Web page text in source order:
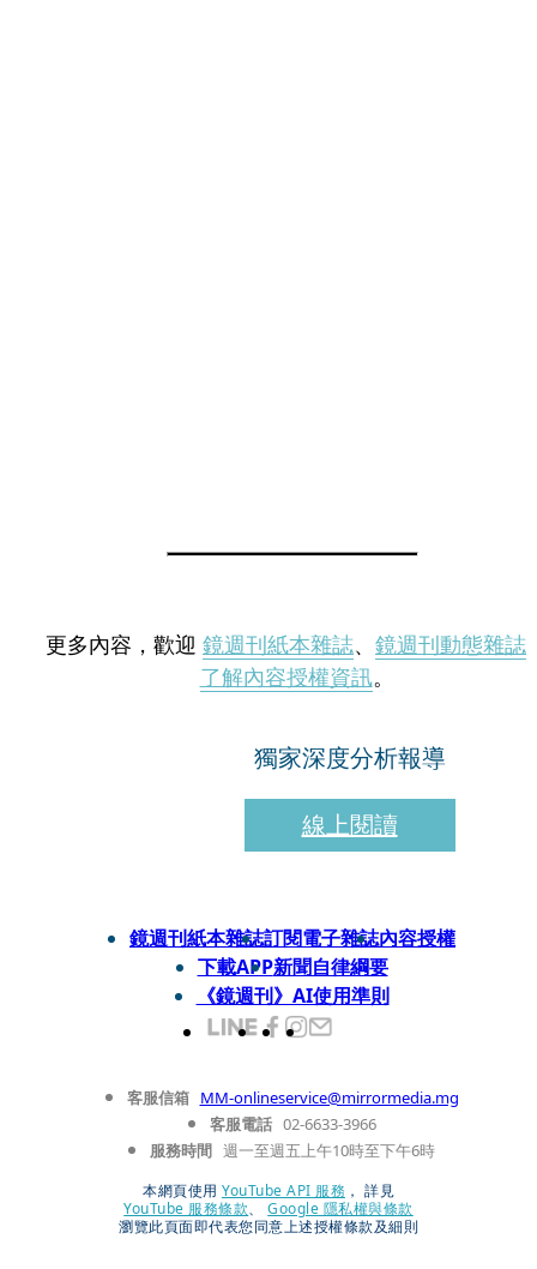
更多內容，歡迎 鏡週刊紙本雜誌、 鏡週刊動態雜誌
了解內容授權資訊。
獨家深度分析報導
線上閱讀
鏡週刊紙本雜誌訂閱電子雜誌內容授權
下載APP新聞自律綱要
《鏡週刊》AI使用準則
客服信箱 MM-onlineservice@mirrormedia.mg
客服電話 02-6633-3966
服務時間 週一至週五上午10時至下午6時
本網頁使用 YouTube API 服務 ， 詳見
YouTube 服務條款、
Google 隱私權與條款
瀏覽此頁面即代表您同意上述授權條款及細則